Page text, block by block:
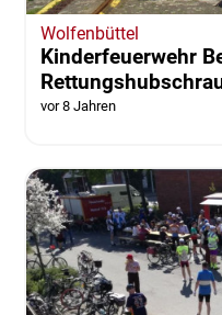
Wolfenbüttel
Kinderfeuerwehr
vor 8 Jahren